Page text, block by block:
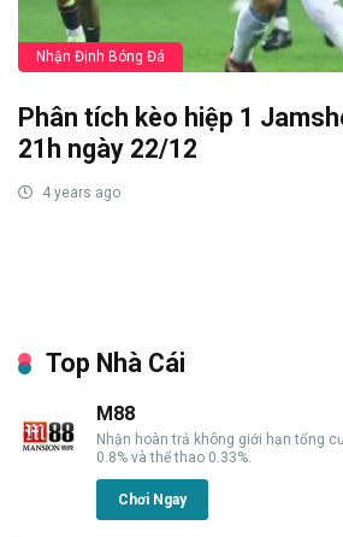
Nhận Định Bóng Đá
Phân tích kèo hiệp 1
21h ngày 22/12
4 years ago
Top Nhà Cái
M88
Nhận hoàn trả không giới hạn tổng
0.8% và thể thao 0.33%.
Chơi Ngay